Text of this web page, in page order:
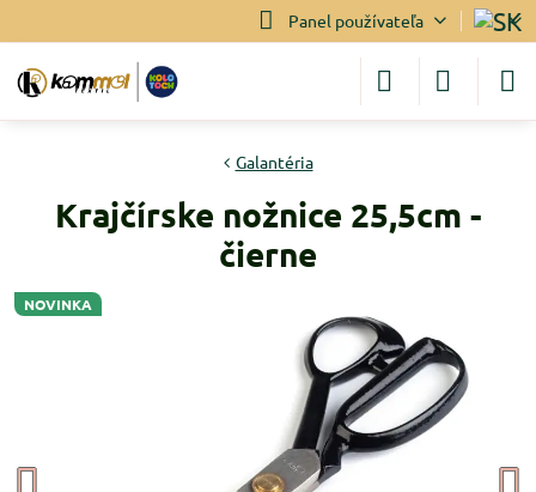
Panel používateľa
NOVINKA
Galantéria
Krajčírske nožnice 25,5cm -
čierne